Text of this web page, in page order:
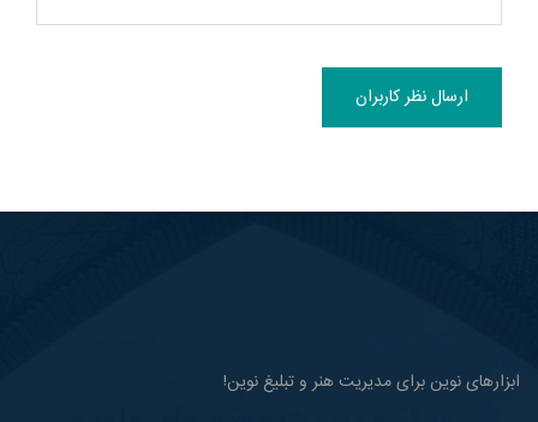
ارسال نظر کاربران
ابزارهای نوین برای مدیریت هنر و تبلیغ نوین!